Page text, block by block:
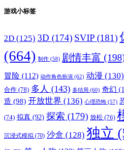
游戏小标签
2D (125) 3D (174) SVIP (181)
(664) 制作 (58) 剧情丰富
冒险 (112) 动作角色扮演 (62) 动漫 (130)
合作 (78) 多人 (143) 多结局 (60) 奇幻
造 (98) 开放世界 (136) 心理恐怖 (57)
(74) 拟真 (92) 探索 (179) 放松 (76)
沉浸式模拟 (70) 沙盒 (128) 独立